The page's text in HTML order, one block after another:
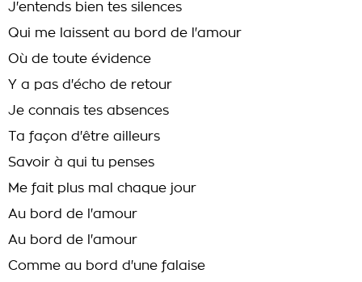
J'entends bien tes silences
Qui me laissent au bord de l'amour
Où de toute évidence
Y a pas d'écho de retour
Je connais tes absences
Ta façon d'être ailleurs
Savoir à qui tu penses
Me fait plus mal chaque jour
Au bord de l'amour
Au bord de l'amour
Comme au bord d'une falaise